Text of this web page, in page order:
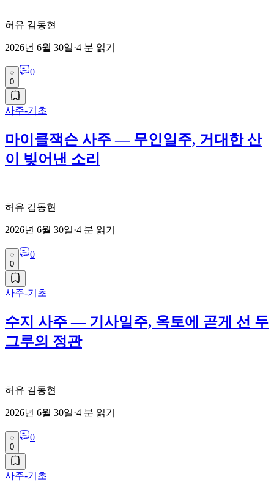
허유 김동현
2026년 6월 30일·4 분 읽기
0
0
사주-기초
마이클잭슨 사주 — 무인일주, 거대한 산
이 빚어낸 소리
허유 김동현
2026년 6월 30일·4 분 읽기
0
0
사주-기초
수지 사주 — 기사일주, 옥토에 곧게 선 두
그루의 정관
허유 김동현
2026년 6월 30일·4 분 읽기
0
0
사주-기초